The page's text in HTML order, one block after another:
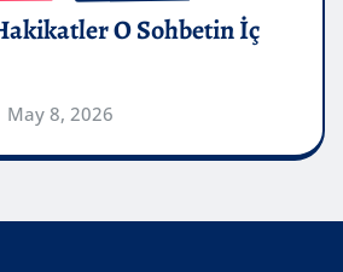
O Sohbetin İç
May 8, 2026